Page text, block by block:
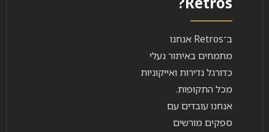
ב־Retros אנחנו
מתמחים באיתור נעלי
כדורגל נדירות ואייקוניות
מכל התקופות.
אנחנו עובדים עם
ספקים מורשים